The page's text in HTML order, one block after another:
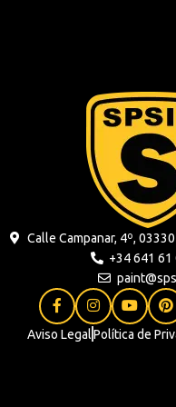
Calle Campanar, 4º,
+34 641 61
Aviso LegalPolítica de